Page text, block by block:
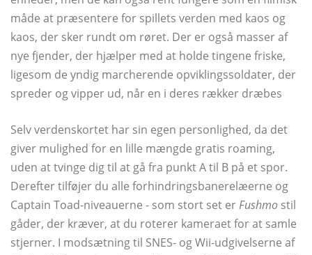
måde at præsentere for spillets verden med kaos og
kaos, der sker rundt om røret. Der er også masser af
nye fjender, der hjælper med at holde tingene friske,
ligesom de yndig marcherende opviklingssoldater, der
spreder og vipper ud, når en i deres rækker dræbes
Selv verdenskortet har sin egen personlighed, da det
giver mulighed for en lille mængde gratis roaming,
uden at tvinge dig til at gå fra punkt A til B på et spor.
Derefter tilføjer du alle forhindringsbanerelæerne og
Captain Toad-niveauerne - som stort set erFushmo stil
gåder, der kræver, at du roterer kameraet for at samle
stjerner. I modsætning til SNES- og Wii-udgivelserne af